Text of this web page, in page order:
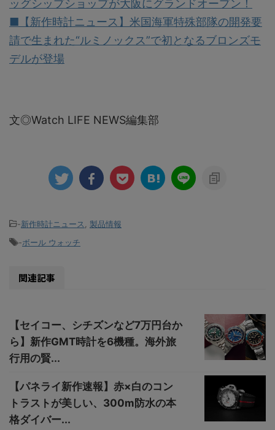
ッグシップショップが大阪にグランドオープン！
■【新作時計ニュース】米国海軍特殊部隊の開発要
請で生まれた“ルミノックス”で初となるブロンズモ
デルが登場
文◎Watch LIFE NEWS編集部
-新作時計ニュース
製品情報
-ボール ウォッチ
関連記事
【セイコー、シチズンなど7万円台か
ら】新作GMT時計を6機種。海外旅
行用の賢...
【パネライ新作速報】赤×白のコン
トラストが美しい、300m防水の本
格ダイバー...